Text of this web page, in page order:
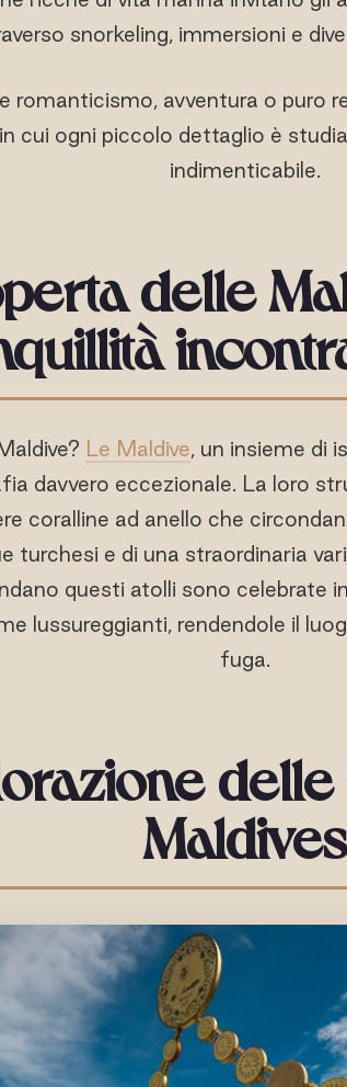
snorkeling, immersioni e
romanticismo, avventura o puro
cui ogni piccolo dettaglio è
indimenticabile.
delle
Le Maldive, un insieme di
davvero eccezionale. La loro
coralline ad anello che
turchesi e di una straordinaria
questi atolli sono celebrate
lussureggianti, rendendole il
fuga.
Maldives